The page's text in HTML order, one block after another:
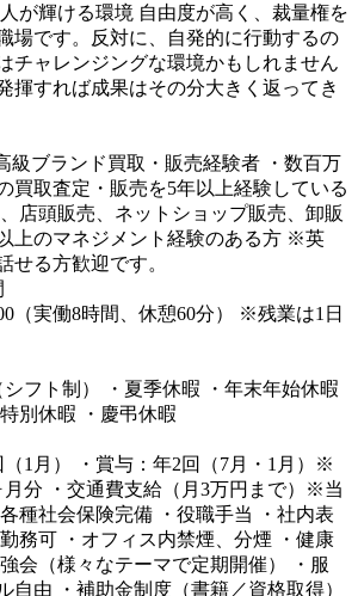
が輝ける環境 自由度が高く、裁量権を
場です。反対に、自発的に行動するの
チャレンジングな環境かもしれません
揮すれば成果はその分大きく返ってき
級ブランド買取・販売経験者
・数百万
買取査定・販売を5年以上経験している
、店頭販売、ネットショップ販売、卸販
上のマネジメント経験のある方 ※英
せる方歓迎です。
（実働8時間、休憩60分）
※残業は1日
フト制）
・夏季休暇
・年末年始休暇
特別休暇
・慶弔休暇
1月）
・賞与：年2回（7月・1月）※
月分
・交通費支給（月3万円まで）※当
各種社会保険完備 ・役職手当
・社内表
務可 ・オフィス内禁煙、分煙
・健康
会（様々なテーマで定期開催）
・服
自由
・補助金制度（書籍／資格取得）